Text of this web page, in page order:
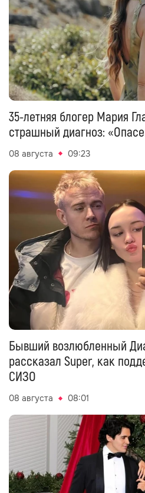
35-летняя блогер Мария
страшный диагноз:
08 августа 09:23
Бывший возлюбленный
рассказал Super, как
СИЗО
08 августа 08:01